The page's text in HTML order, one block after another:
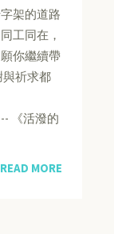
架的道路
工同在，
你繼續帶
祈求都
-- 《活潑的
READ MORE